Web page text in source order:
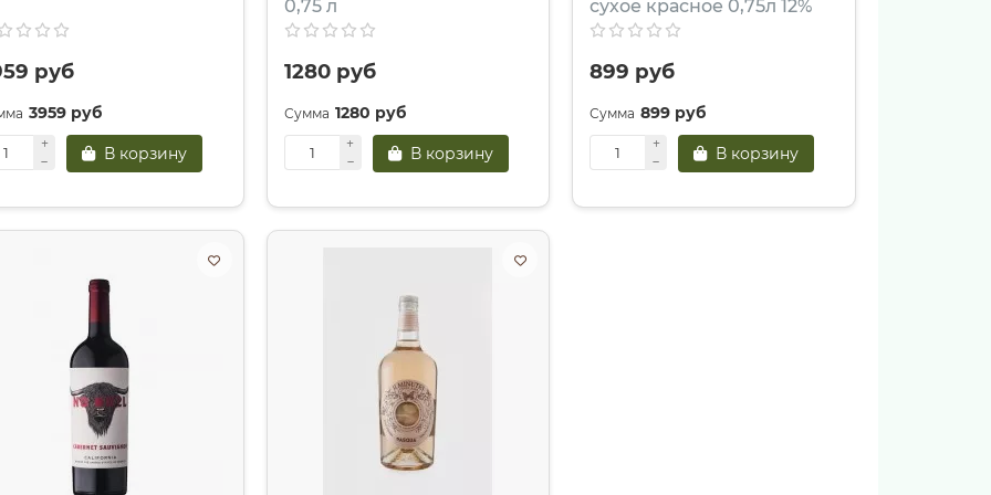
руб
3959 руб
В корзину
0,75 л
1280 руб
1280 руб
В корзину
сухое красное 0,75л 12%
899 руб
899 руб
В корзину